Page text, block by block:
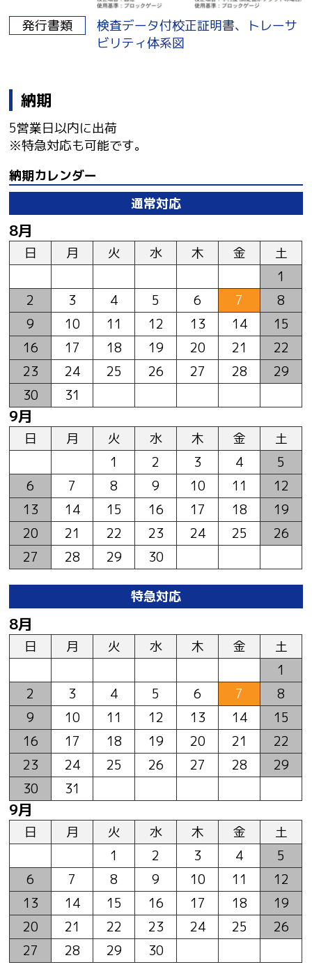
発行書類
検査データ付校正証明書、トレーサ
ビリティ体系図
納期
5営業日以内に出荷
※特急対応も可能です。
納期カレンダー
通常対応
8月
日 月 火 水 木 金
土
1
2
3 4 5 6 7
8
9
10 11 12 13 14
15
16
17 18 19 20 21
22
23
24 25 26 27 28
29
30
31
9月
日 月 火 水 木 金
土
1
2 3 4
5
6
7 8 9 10 11
12
13
14 15 16 17 18
19
20
21 22 23 24 25
26
27
28 29 30
特急対応
8月
日 月 火 水 木 金
土
1
2
3 4 5 6 7
8
9
10 11 12 13 14
15
16
17 18 19 20 21
22
23
24 25 26 27 28
29
30
31
9月
日 月 火 水 木 金
土
1
2 3 4
5
6
7 8 9 10 11
12
13
14 15 16 17 18
19
20
21 22 23 24 25
26
27
28 29 30